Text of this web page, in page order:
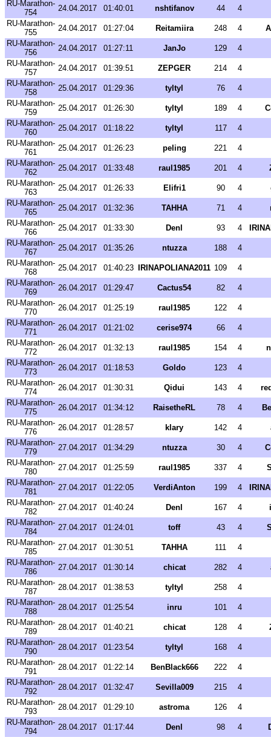
RU-Marathon-
754
24.04.2017 01:40:01 nshtifanov 44
4
RU-Marathon-
755
24.04.2017 01:27:04 Reitamiira 248 4
RU-Marathon-
756
24.04.2017 01:27:11 JanJo 129
4
RU-Marathon-
757
24.04.2017 01:39:51 ZEPGER 214 4
RU-Marathon-
758
25.04.2017 01:29:36 tyltyl 76
4
RU-Marathon-
759
25.04.2017 01:26:30 tyltyl 189 4
RU-Marathon-
760
25.04.2017 01:18:22 tyltyl 117
4
RU-Marathon-
761
25.04.2017 01:26:23 peling 221
4
RU-Marathon-
762
25.04.2017 01:33:48 raul1985 201 4
RU-Marathon-
763
25.04.2017 01:26:33 Elifri1 90 4
RU-Marathon-
765
25.04.2017 01:32:36 TAHHA 71 4
RU-Marathon-
766
25.04.2017 01:33:30 Denl 93 4
RU-Marathon-
767
25.04.2017 01:35:26 ntuzza 188
4
RU-Marathon-
768
25.04.2017 01:40:23 IRINAPOLIANA2011 109
4
RU-Marathon-
769
26.04.2017 01:29:47 Cactus54 82
4
RU-Marathon-
770
26.04.2017 01:25:19 raul1985 122
4
RU-Marathon-
771
26.04.2017 01:21:02 cerise974 66
4
RU-Marathon-
772
26.04.2017 01:32:13 raul1985 154 4
RU-Marathon-
773
26.04.2017 01:18:53 Goldo 123
4
RU-Marathon-
774
26.04.2017 01:30:31 Qidui 143 4
RU-Marathon-
775
26.04.2017 01:34:12 RaisetheRL 78 4
RU-Marathon-
776
26.04.2017 01:28:57 klary 142 4
RU-Marathon-
779
27.04.2017 01:34:29 ntuzza 30 4
RU-Marathon-
780
27.04.2017 01:25:59 raul1985 337 4
RU-Marathon-
781
27.04.2017 01:22:05 VerdiAnton 199 4
RU-Marathon-
782
27.04.2017 01:40:24 Denl 167 4
RU-Marathon-
784
27.04.2017 01:24:01 toff 43 4
RU-Marathon-
785
27.04.2017 01:30:51 TAHHA 111
4
RU-Marathon-
786
27.04.2017 01:30:14 chicat 282 4
RU-Marathon-
787
28.04.2017 01:38:53 tyltyl 258
4
RU-Marathon-
788
28.04.2017 01:25:54 inru 101
4
RU-Marathon-
789
28.04.2017 01:40:21 chicat 128 4
RU-Marathon-
790
28.04.2017 01:23:54 tyltyl 168
4
RU-Marathon-
791
28.04.2017 01:22:14 BenBlack666 222
4
RU-Marathon-
792
28.04.2017 01:32:47 Sevilla009 215
4
RU-Marathon-
793
28.04.2017 01:29:10 astroma 126
4
RU-Marathon-
794
28.04.2017 01:17:44 Denl 98 4